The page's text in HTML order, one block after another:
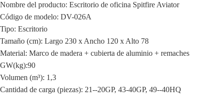
Nombre del producto: Escritorio de oficina Spitfire Aviator
Código de modelo: DV-026A
Tipo: Escritorio
Tamaño (cm): Largo 230 x Ancho 120 x Alto 78
Material: Marco de madera + cubierta de aluminio + remaches
GW(kg):90
Volumen (m³): 1,3
Cantidad de carga (piezas): 21--20GP, 43-40GP, 49--40HQ